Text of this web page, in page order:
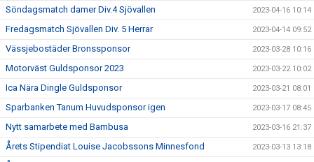
Söndagsmatch damer Div.4 Sjövallen 2023-04-16 10:14
Fredagsmatch Sjövallen Div. 5 Herrar 2023-04-14 09:52
Vässjebostäder Bronssponsor 2023-03-28 10:16
Motorväst Guldsponsor 2023 2023-03-22 10:02
Ica Nära Dingle Guldsponsor 2023-03-21 08:01
Sparbanken Tanum Huvudsponsor igen 2023-03-17 08:45
Nytt samarbete med Bambusa 2023-03-16 21:37
Årets Stipendiat Louise Jacobssons Minnesfond 2023-03-13 13:18